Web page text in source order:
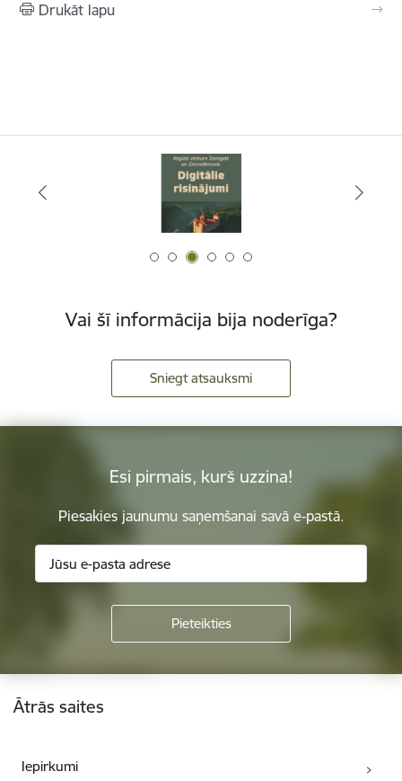
Drukāt lapu
Vai šī informācija bija noderīga?
Sniegt atsauksmi
Esi pirmais, kurš uzzina!
Piesakies jaunumu saņemšanai savā e-pastā.
Kājene
Ātrās saites
Iepirkumi